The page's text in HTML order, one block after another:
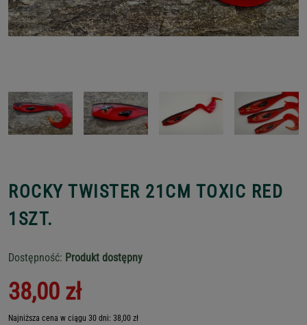
ROCKY TWISTER 21CM TOXIC RED
1SZT.
Dostępność: Produkt dostępny
38,00 zł
Najniższa cena w ciągu 30 dni: 38,00 zł